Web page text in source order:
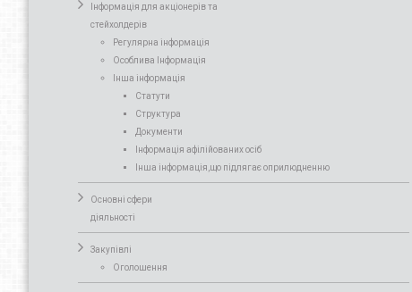
Інформація для акціонерів та
стейхолдерів
Регулярна інформація
Особлива Інформація
Інша інформація
Статути
Структура
Документи
Інформація афілійованих осіб
Інша інформація,що підлягає оприлюдненню
Основні сфери
діяльності
Закупівлі
Оголошення